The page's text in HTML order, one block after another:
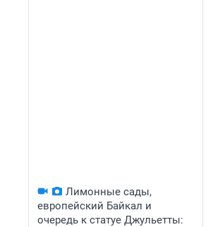
Лимонные сады,
европейский Байкал и
очередь к статуе Джульетты: